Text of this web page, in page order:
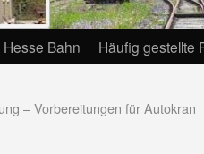
Bahn Häufig gestellte
– Vorbereitungen für Autokran